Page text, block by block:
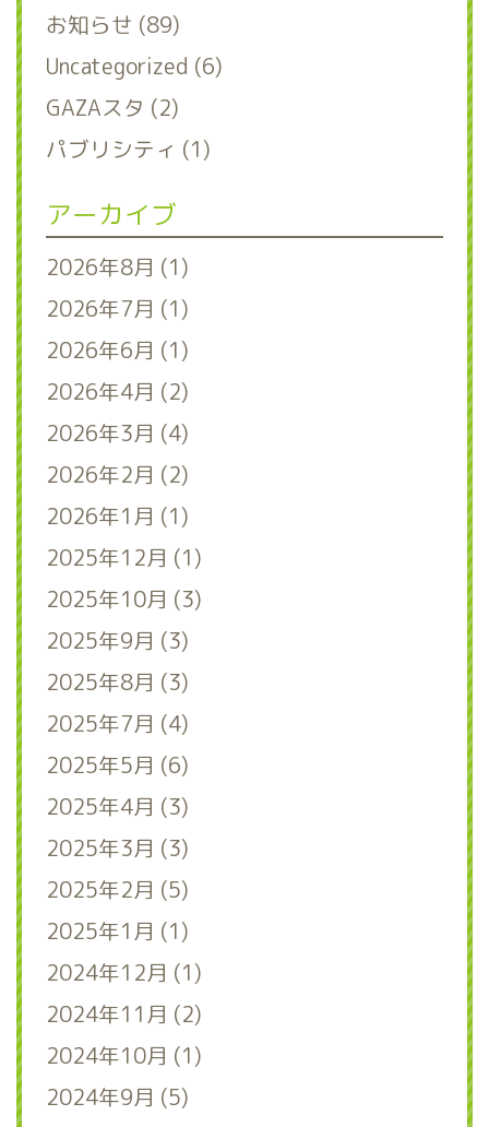
お知らせ (89)
Uncategorized (6)
GAZAスタ (2)
パブリシティ (1)
アーカイブ
2026年8月 (1)
2026年7月 (1)
2026年6月 (1)
2026年4月 (2)
2026年3月 (4)
2026年2月 (2)
2026年1月 (1)
2025年12月 (1)
2025年10月 (3)
2025年9月 (3)
2025年8月 (3)
2025年7月 (4)
2025年5月 (6)
2025年4月 (3)
2025年3月 (3)
2025年2月 (5)
2025年1月 (1)
2024年12月 (1)
2024年11月 (2)
2024年10月 (1)
2024年9月 (5)